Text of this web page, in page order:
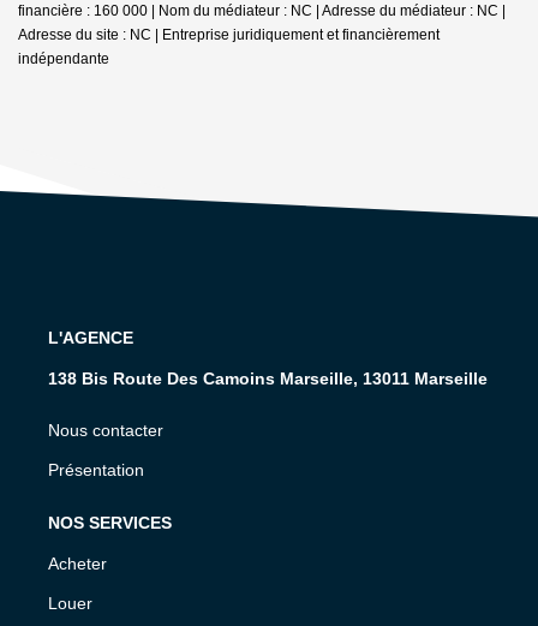
financière : 160 000 | Nom du médiateur : NC | Adresse du médiateur : NC |
Adresse du site : NC | Entreprise juridiquement et financièrement
indépendante
L'AGENCE
138 Bis Route Des Camoins Marseille, 13011 Marseille
Nous contacter
Présentation
NOS SERVICES
Acheter
Louer